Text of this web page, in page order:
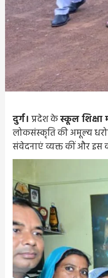
दुर्ग। प्रदेश केस्कूल शिक्षा
लोकसंस्कृति की अमूल्य
संवेदनाएं व्यक्त कीं और इस